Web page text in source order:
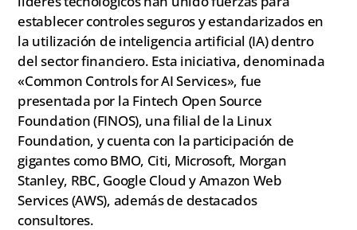
establecer controles seguros y estandarizados en
la utilización de inteligencia artificial (IA) dentro
del sector financiero. Esta iniciativa, denominada
«Common Controls for AI Services», fue
presentada por la Fintech Open Source
Foundation (FINOS), una filial de la Linux
Foundation, y cuenta con la participación de
gigantes como BMO, Citi, Microsoft, Morgan
Stanley, RBC, Google Cloud y Amazon Web
Services (AWS), además de destacados
consultores.